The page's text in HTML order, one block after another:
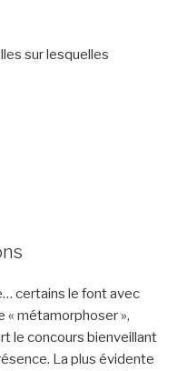
sur lesquelles
certains le font avec
« métamorphoser »,
le concours bienveillant
La plus évidente